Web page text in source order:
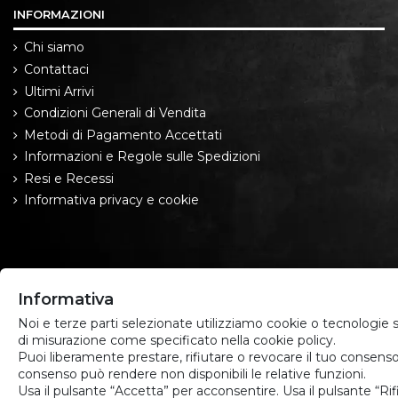
INFORMAZIONI
Chi siamo
Contattaci
Ultimi Arrivi
Condizioni Generali di Vendita
Metodi di Pagamento Accettati
Informazioni e Regole sulle Spedizioni
Resi e Recessi
Informativa privacy e cookie
Informativa
Noi e terze parti selezionate utilizziamo cookie o tecnologie
di misurazione come specificato nella cookie policy.
Puoi liberamente prestare, rifiutare o revocare il tuo
consenso può rendere non disponibili le relative funzioni.
Usa il pulsante “Accetta” per acconsentire. Usa il pulsante